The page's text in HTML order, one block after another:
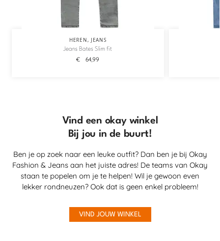
HEREN, JEANS
Jeans Bates Slim fit
€ 64,99
Vind een okay winkel
Bij jou in de buurt!
Ben je op zoek naar een leuke outfit? Dan ben je bij Okay
Fashion & Jeans aan het juiste adres! De teams van Okay
staan te popelen om je te helpen! Wil je gewoon even
lekker rondneuzen? Ook dat is geen enkel probleem!
VIND JOUW WINKEL